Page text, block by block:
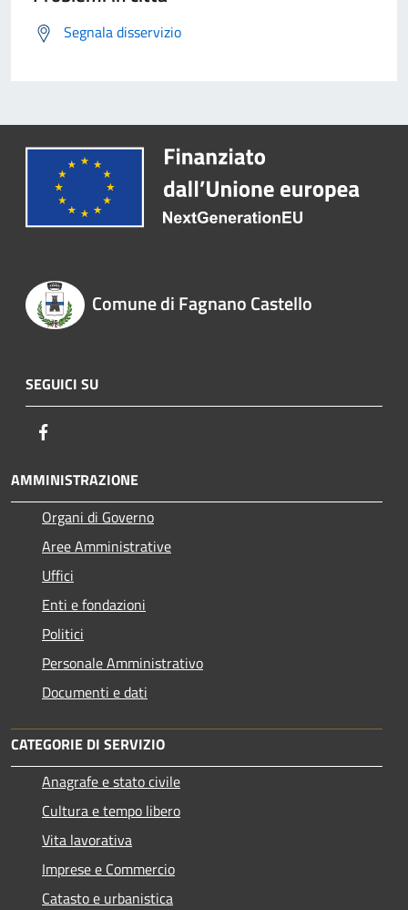
Segnala disservizio
Comune di Fagnano Castello
SEGUICI SU
AMMINISTRAZIONE
Organi di Governo
Aree Amministrative
Uffici
Enti e fondazioni
Politici
Personale Amministrativo
Documenti e dati
CATEGORIE DI SERVIZIO
Anagrafe e stato civile
Cultura e tempo libero
Vita lavorativa
Imprese e Commercio
Catasto e urbanistica